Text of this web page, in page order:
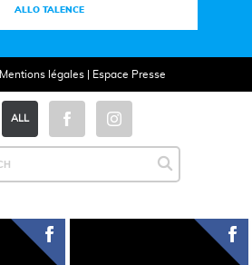
ALL
ALLO TALENCE
Mentions légales| Espace Presse